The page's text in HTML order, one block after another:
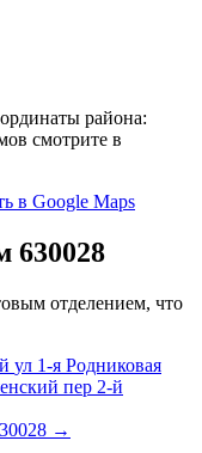
района:
смотрите в
в Google Maps
630028
отделением, что
ул 1-я Родниковая
пер 2-й
→